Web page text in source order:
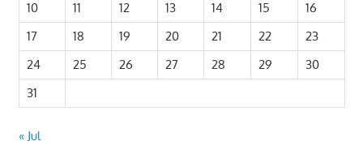
10
11 12 13 14 15
16
17
18 19 20 21 22
23
24
25 26 27 28 29
30
31
« Jul